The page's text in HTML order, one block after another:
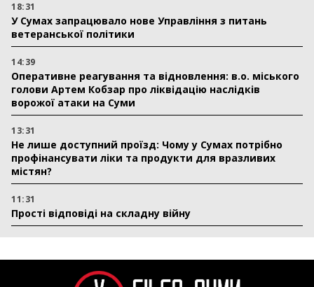
18:31
У Сумах запрацювало нове Управління з питань
ветеранської політики
14:39
Оперативне реагування та відновлення: в.о. міського
голови Артем Кобзар про ліквідацію наслідків
ворожої атаки на Суми
13:31
Не лише доступний проїзд: Чому у Сумах потрібно
профінансувати ліки та продукти для вразливих
містян?
11:31
Прості відповіді на складну війну